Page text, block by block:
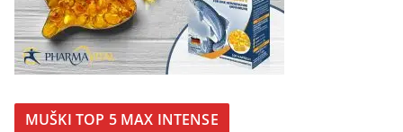
MUŠKI TOP 5 MAX INTENSE